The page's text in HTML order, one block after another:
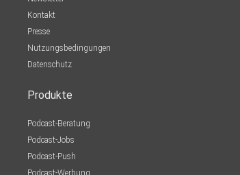
Kontakt
Presse
Nutzungsbedingungen
Datenschutz
Produkte
Podcast-Beratung
Podcast-Jobs
Podcast-Push
Podcast-Werbung